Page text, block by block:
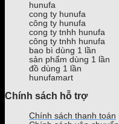
hunufa
cong ty hunufa
công ty hunufa
cong ty tnhh hunufa
công ty tnhh hunufa
bao bì dùng 1 lần
sản phẩm dùng 1 lần
đồ dùng 1 lần
hunufamart
Chính sách hỗ trợ
Chính sách thanh toán